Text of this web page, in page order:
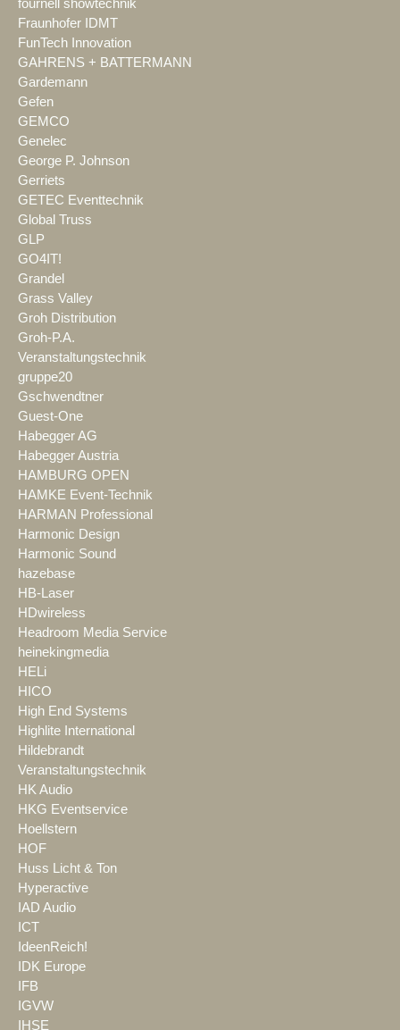
fournell showtechnik
Fraunhofer IDMT
FunTech Innovation
GAHRENS + BATTERMANN
Gardemann
Gefen
GEMCO
Genelec
George P. Johnson
Gerriets
GETEC Eventtechnik
Global Truss
GLP
GO4IT!
Grandel
Grass Valley
Groh Distribution
Groh-P.A.
Veranstaltungstechnik
gruppe20
Gschwendtner
Guest-One
Habegger AG
Habegger Austria
HAMBURG OPEN
HAMKE Event-Technik
HARMAN Professional
Harmonic Design
Harmonic Sound
hazebase
HB-Laser
HDwireless
Headroom Media Service
heinekingmedia
HELi
HICO
High End Systems
Highlite International
Hildebrandt
Veranstaltungstechnik
HK Audio
HKG Eventservice
Hoellstern
HOF
Huss Licht & Ton
Hyperactive
IAD Audio
ICT
IdeenReich!
IDK Europe
IFB
IGVW
IHSE